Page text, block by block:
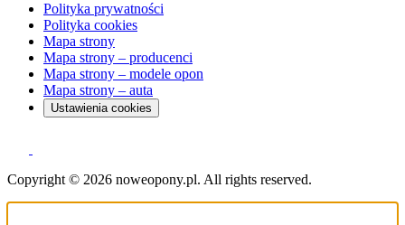
Polityka prywatności
Polityka cookies
Mapa strony
Mapa strony – producenci
Mapa strony – modele opon
Mapa strony – auta
Ustawienia cookies
Copyright © 2026 noweopony.pl. All rights reserved.